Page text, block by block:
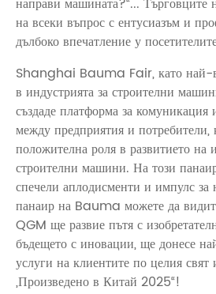
направи машината?“... Търговците
на всеки въпрос с ентусиазъм и
дълбоко впечатление у
Shanghai Bauma Fair, като най-
в индустрията за строителни
създаде платформа за комуникация
между предприятия и потребители,
положителна роля в развитието на
строителни машини. На този
спечели аплодисменти и импулс за
панаир на Bauma можете да
QGM ще развие пътя с
бъдещето с иновации, ще донесе
услуги на клиентите по целия
„Произведено в Китай 2025“!